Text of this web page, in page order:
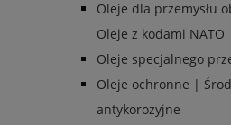
Oleje dla przemysłu
Oleje z kodami NATO
Oleje specjalnego
Oleje ochronne |
antykorozyjne